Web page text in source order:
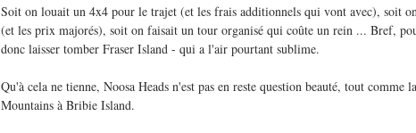
Soit on louait un 4x4 pour le trajet (et les frais additionnels qui vont avec), soit
(et les prix majorés), soit on faisait un tour organisé qui coûte un rein ... Bref,
donc laisser tomber Fraser Island - qui a l'air pourtant sublime.
Qu'à cela ne tienne, Noosa Heads n'est pas en reste question beauté, tout comme
Mountains à Bribie Island.